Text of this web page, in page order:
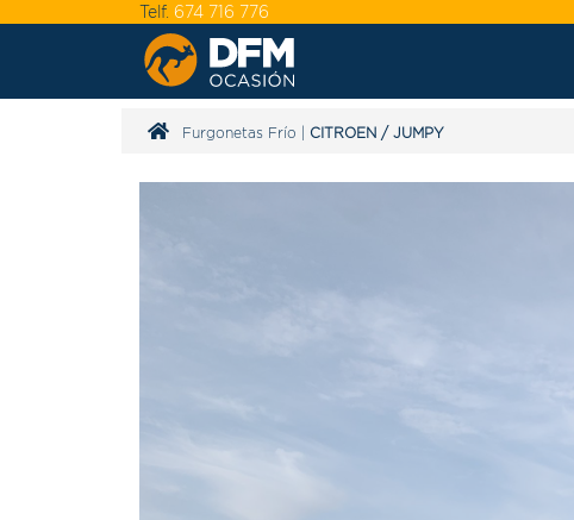
Telf. 674 716 776
Furgonetas Frío CITROEN / JUMPY